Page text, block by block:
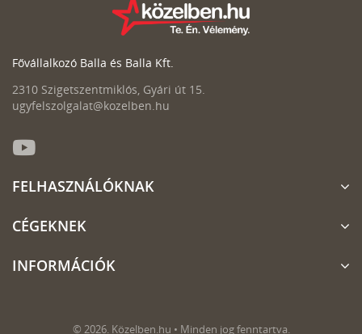
Fővállalkozó Balla és Balla Kft.
2310 Szigetszentmiklós, Gyári út 15.
ugyfelszolgalat@kozelben.hu
FELHASZNÁLÓKNAK
CÉGEKNEK
INFORMÁCIÓK
© 2026. Közelben.hu • Minden jog fenntartva.